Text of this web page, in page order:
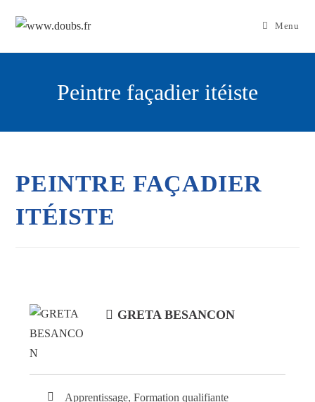
Menu
Peintre façadier itéiste
PEINTRE FAÇADIER
ITÉISTE
GRETA BESANCON
Apprentissage, Formation qualifiante